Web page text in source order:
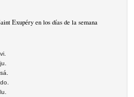
Exupéry en los días de la semana
vi.
ju.
sá.
do.
lu.